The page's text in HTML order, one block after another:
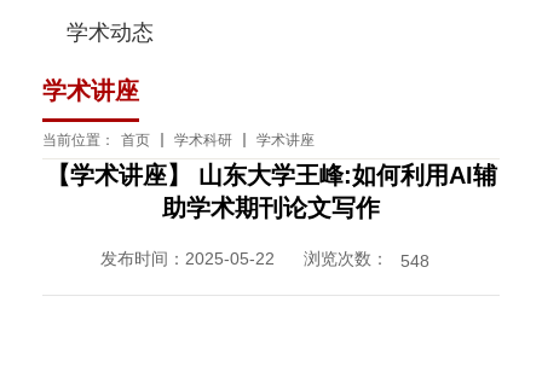
学术动态
学术讲座
当前位置： 首页 学术科研 学术讲座
【学术讲座】 山东大学王峰:如何利用AI辅
助学术期刊论文写作
发布时间：2025-05-22 浏览次数： 548